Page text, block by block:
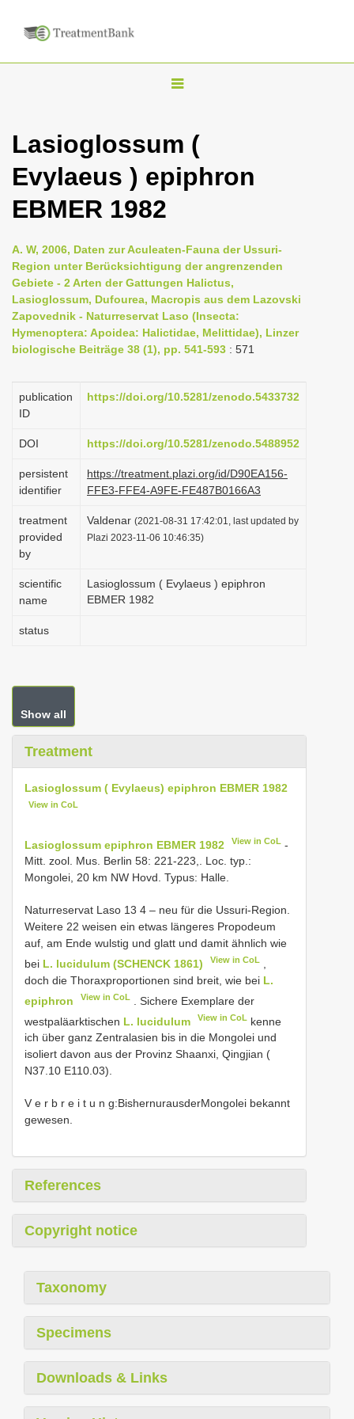
T
g
l
v
i
g
a
t
o
Lasioglossum (
Evylaeus ) epiphron
EBMER 1982
A. W, 2006, Daten zur Aculeaten-Fauna der Ussuri-
Region unter Berücksichtigung der angrenzenden
Gebiete - 2 Arten der Gattungen Halictus,
Lasioglossum, Dufourea, Macropis aus dem Lazovski
Zapovednik - Naturreservat Laso (Insecta:
Hymenoptera: Apoidea: Halictidae, Melittidae), Linzer
biologische Beiträge 38 (1), pp. 541-593 : 571
publication
ID
https://doi.org/10.5281/zenodo.5433732
DOI https://doi.org/10.5281/zenodo.5488952
persistent
identifier
https://treatment.plazi.org/id/D90EA156-
FFE3-FFE4-A9FE-FE487B0166A3
treatment
provided
by
Valdenar (2021-08-31 17:42:01, last updated by
Plazi 2023-11-06 10:46:35)
scientific
name
Lasioglossum ( Evylaeus ) epiphron
EBMER 1982
status
Show all
Treatment
Lasioglossum ( Evylaeus) epiphron EBMER 1982
View in CoL
Lasioglossum epiphron EBMER 1982 View in CoL -
Mitt. zool. Mus. Berlin 58: 221-223,. Loc. typ.:
Mongolei, 20 km NW Hovd. Typus: Halle.
Naturreservat Laso 13 4 – neu für die Ussuri-Region.
Weitere 22 weisen ein etwas längeres Propodeum
auf, am Ende wulstig und glatt und damit ähnlich wie
bei L. lucidulum (SCHENCK 1861) View in CoL
doch die Thoraxproportionen sind breit, wie bei L.
epiphron
View in CoL
. Sichere Exemplare der
westpaläarktischen L. lucidulum View in CoL kenne
ich über ganz Zentralasien bis in die Mongolei und
isoliert davon aus der Provinz Shaanxi, Qingjian (
N37.10 E110.03).
V e r b r e i t u n g:BishernurausderMongolei bekannt
gewesen.
References
Copyright notice
Taxonomy
Specimens
Downloads & Links